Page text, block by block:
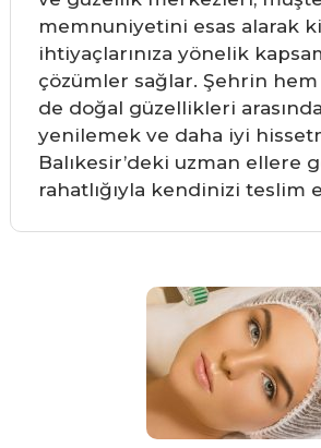
memnuniyetini esas alarak
ihtiyaçlarınıza yönelik
çözümler sağlar. Şehrin
de doğal güzellikleri
yenilemek ve daha iyi
Balıkesir’deki uzman ellere
rahatlığıyla kendinizi teslim